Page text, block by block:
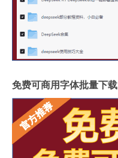
免费可商用字体批量下载